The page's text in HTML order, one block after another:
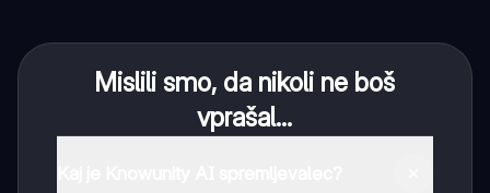
Mislili smo, da nikoli ne boš
vprašal...